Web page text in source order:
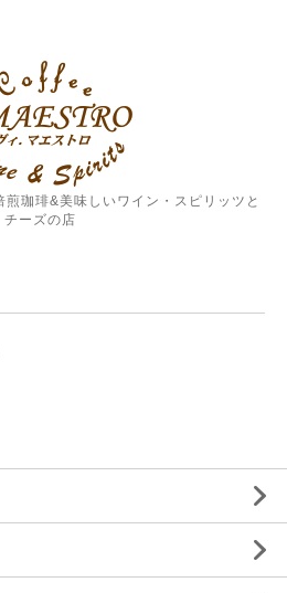
珈琲&美味しいワイン・スピリッツと
チーズの店